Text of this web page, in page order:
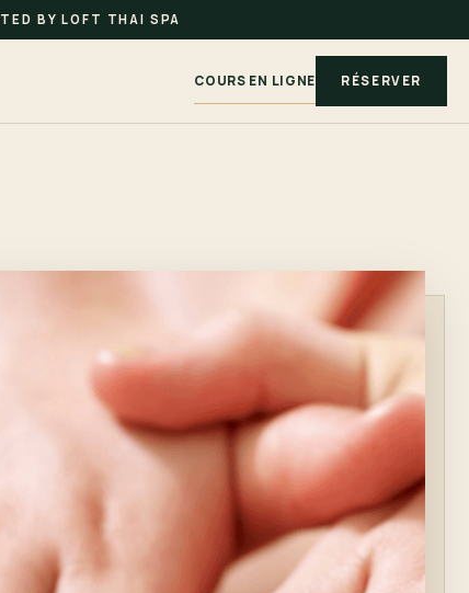
BY LOFT THAI SPA
COURS EN LIGNE RÉSERVER